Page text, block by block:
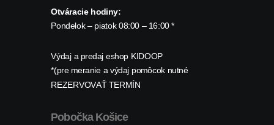
Otváracie hodiny:
Pondelok – piatok 08:00 – 16:00 *
Výdaj a predaj eshop KIDOOP
*(pre meranie a výdaj pomôcok nutné
REZERVOVAŤ TERMÍN
Pobočka Košice